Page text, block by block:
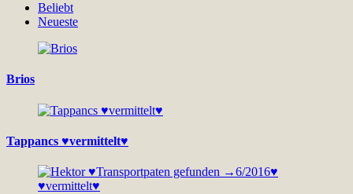
Beliebt
Neueste
Brios
Tappancs ♥vermittelt♥